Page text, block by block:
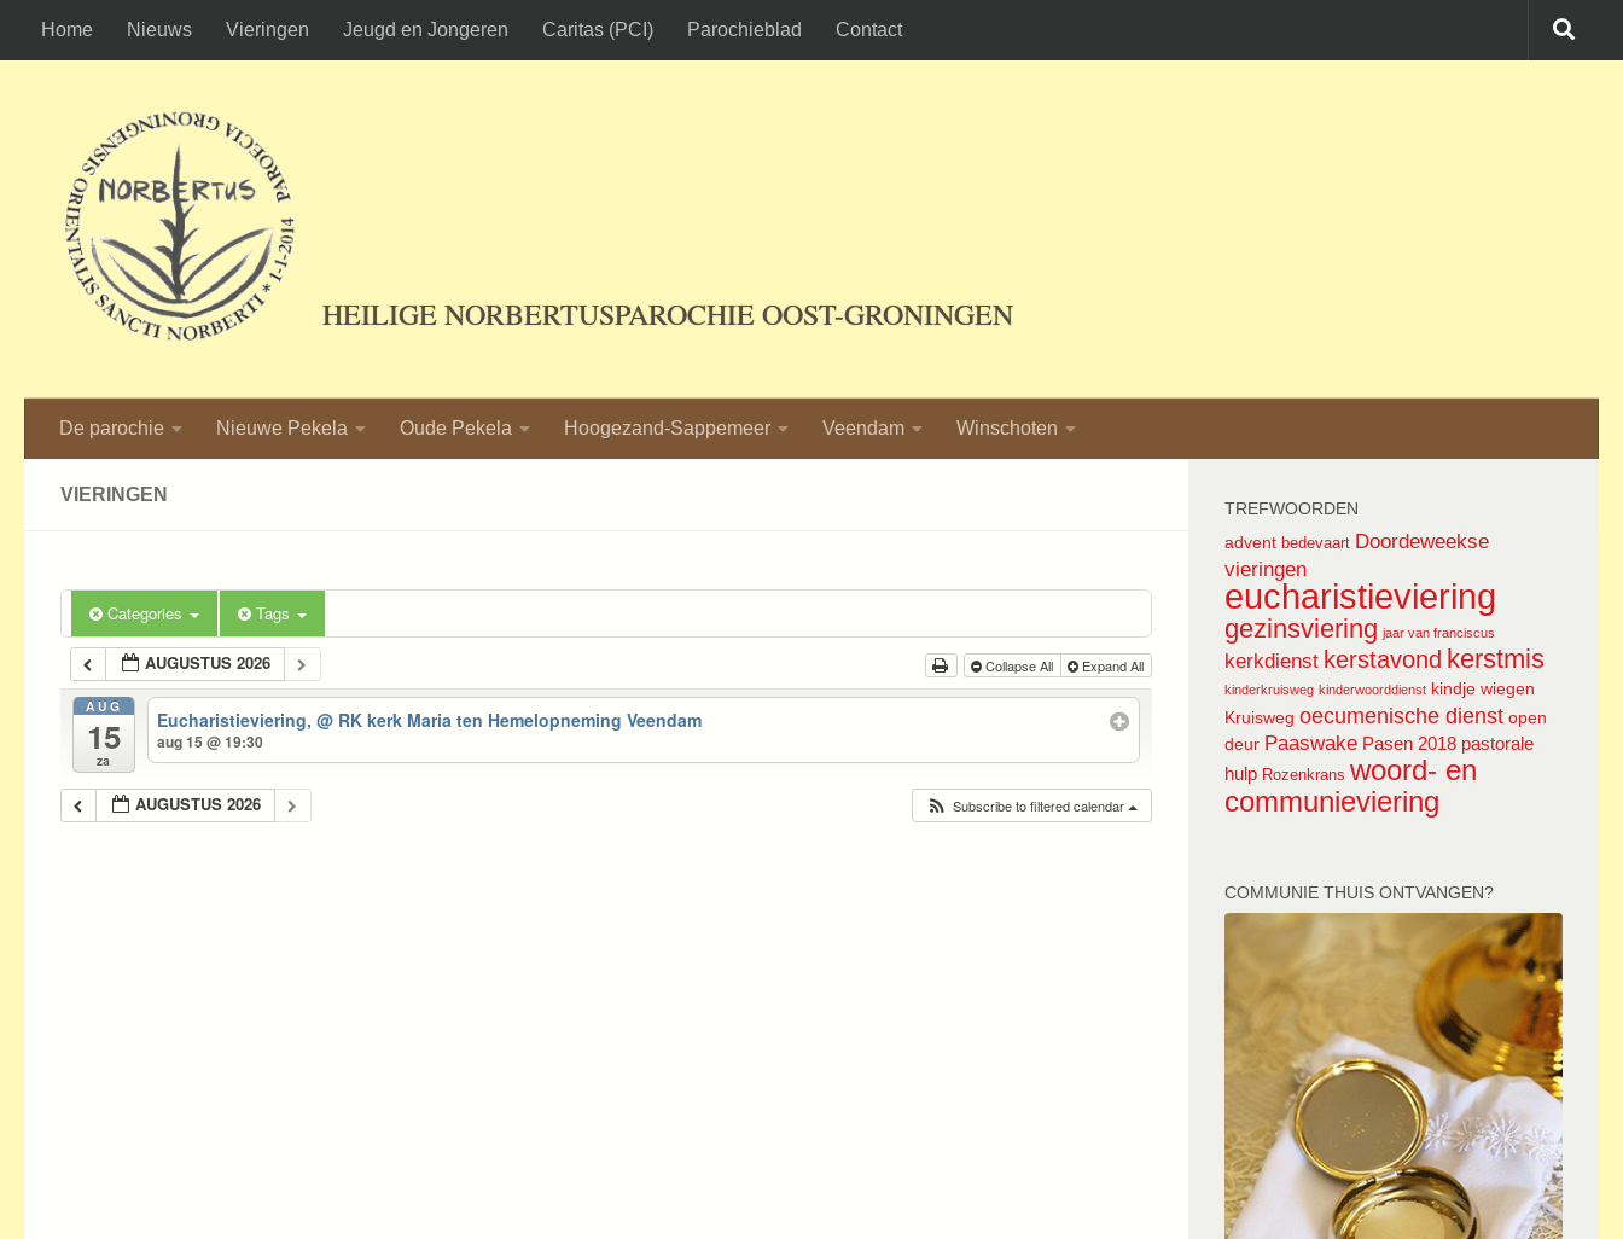
Ga naar de inhoud
Home Nieuws Vieringen Jeugd en Jongeren Caritas (PCI) Parochieblad Contact
HEILIGE NORBERTUSPAROCHIE OOST-GRONINGEN
De parochie Nieuwe Pekela Oude Pekela Hoogezand-Sappemeer Veendam Winschoten
VIERINGEN
Categories Tags
AUGUSTUS 2026 Collapse All Expand All
AUG
15
za
Eucharistieviering,@ RK kerk Maria ten Hemelopneming Veendam
aug 15 @ 19:30
AUGUSTUS 2026 Subscribe to filtered calendar
TREFWOORDEN
advent bedevaart Doordeweekse
vieringen
eucharistieviering
gezinsviering jaar van franciscus
kerkdienst kerstavond kerstmis
kinderkruisweg kinderwoorddienst kindje wiegen
Kruisweg oecumenische dienst open
deur Paaswake Pasen 2018 pastorale
hulp Rozenkrans woord- en
communieviering
COMMUNIE THUIS ONTVANGEN?